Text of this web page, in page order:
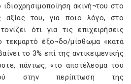
ακινή¬του στο
αξίας του, για ποιο λόγο, στο
ότι για τις επιχειρήσεις
τεκμαρτό έξο¬δο/μίσθωμα «κατά
το 3% επί της αντικειμενικής
πάντως, «το αποτέλεσμα του
στην περίπτωση της